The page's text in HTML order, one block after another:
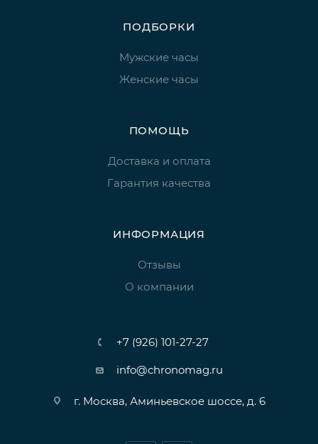
ПОДБОРКИ
Мужские часы
Женские часы
ПОМОЩЬ
Доставка и оплата
Гарантия качества
ИНФОРМАЦИЯ
Отзывы
О компании
+7 (926) 101-27-27
info@chronomag.ru
г. Москва, Аминьевское шоссе, д. 6